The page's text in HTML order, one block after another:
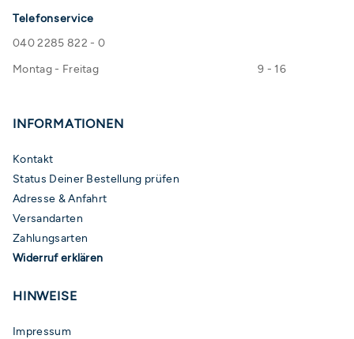
Telefonservice
040 2285 822 - 0
Montag - Freitag
9 - 16
INFORMATIONEN
Kontakt
Status Deiner Bestellung prüfen
Adresse & Anfahrt
Versandarten
Zahlungsarten
Widerruf erklären
HINWEISE
Impressum